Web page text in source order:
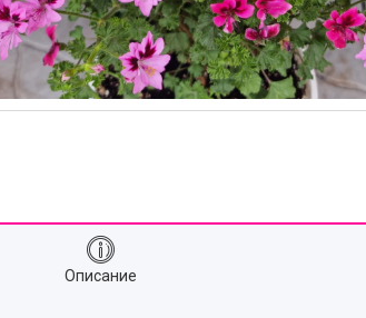
Описание